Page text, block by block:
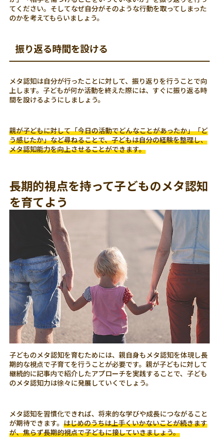
てください。そしてなぜ自分がそのような行動を取ってしまった
のかを考えてもらいましょう。
振り返る時間を設ける
メタ認知は自分が行ったことに対して、振り返りを行うことで向
上します。子どもが何か活動を終えた際には、すぐに振り返る時
間を設けるようにしましょう。
親が子どもに対して「今日の活動でどんなことがあったか」「ど
う感じたか」など尋ねることで、子どもは自分の経験を整理し、
メタ認知能力を向上させることができます。
長期的視点を持って子どものメタ認知
を育てよう
子どものメタ認知を育むためには、親自身もメタ認知を体現し長
期的な視点で子育てを行うことが必要です。親が子どもに対して
継続的に記事内で紹介したアプローチを実践することで、子ども
のメタ認知力は徐々に発展していくでしょう。
メタ認知を習慣化できれば、将来的な学びや成長につながること
が期待できます。はじめのうちは上手くいかないことが続きます
が、焦らず長期的視点で子どもに接していきましょう。